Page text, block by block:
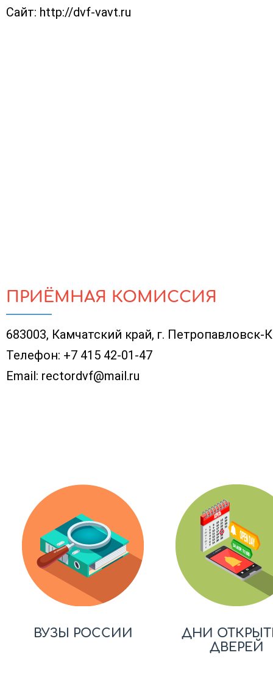
Сайт: http://dvf-vavt.ru
ПРИЁМНАЯ КОМИССИЯ
683003, Камчатский край, г.
Телефон: +7 415 42-01-47
Email: rectordvf@mail.ru
ВУЗЫ РОССИИ
ДНИ
ДВЕРЕЙ